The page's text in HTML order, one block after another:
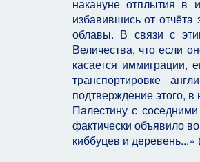
накануне отплытия в
избавившись от
облавы. В связи с
Величества, что если
касается иммиграции,
транспортировке
подтверждение этого,
Палестину с
фактически объявило
киббуцев и